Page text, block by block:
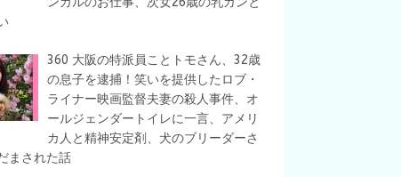
360 大阪の特派員ことトモさん、32歳
の息子を逮捕！笑いを提供したロブ・
ライナー映画監督夫妻の殺人事件、オ
ールジェンダートイレに一言、アメリ
カ人と精神安定剤、犬のブリーダーさ
まされた話